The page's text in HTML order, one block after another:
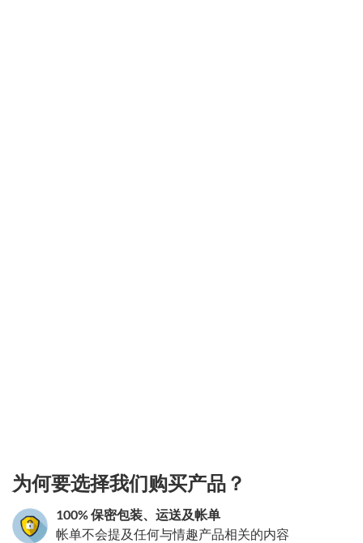
为何要选择我们购买产品？
100% 保密包装、运送及帐单
帐单不会提及任何与情趣产品相关的内容